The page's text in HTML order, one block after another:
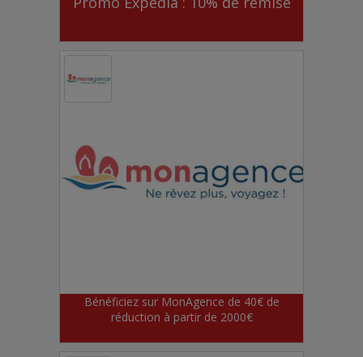
Bénéficiez sur MonAgence de 40€ de
réduction à partir de 2000€